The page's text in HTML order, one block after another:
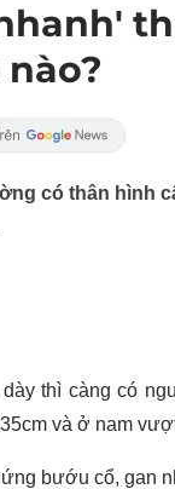
có thân hình
thì càng có
và ở nam
bướu cổ, gan